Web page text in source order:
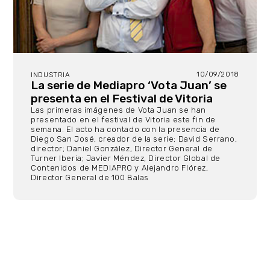
INDUSTRIA 10/09/2018
La serie de Mediapro ‘Vota Juan’ se
presenta en el Festival de Vitoria
Las primeras imágenes de Vota Juan se han
presentado en el festival de Vitoria este fin de
semana. El acto ha contado con la presencia de
Diego San José, creador de la serie; David Serrano,
director; Daniel González, Director General de
Turner Iberia; Javier Méndez, Director Global de
Contenidos de MEDIAPRO y Alejandro Flórez,
Director General de 100 Balas